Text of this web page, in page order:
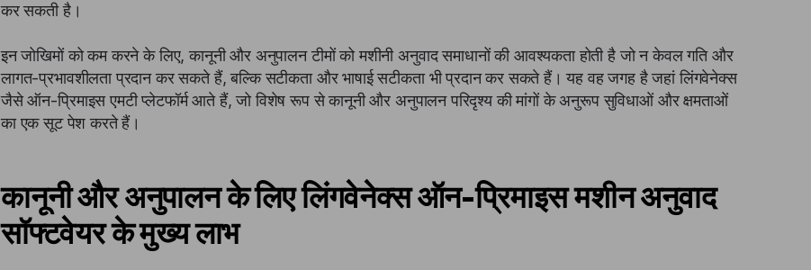
कर सकती है।
इन जोखिमों को कम करने के लिए, कानूनी और अनुपालन टीमों को मशीनी अनुवाद समाधानों की आवश्यकता होती है जो न केवल गति और
लागत-प्रभावशीलता प्रदान कर सकते हैं, बल्कि सटीकता और भाषाई सटीकता भी प्रदान कर सकते हैं। यह वह जगह है जहां लिंगवेनेक्स
जैसे ऑन-प्रिमाइस एमटी प्लेटफॉर्म आते हैं, जो विशेष रूप से कानूनी और अनुपालन परिदृश्य की मांगों के अनुरूप सुविधाओं और क्षमताओं
का एक सूट पेश करते हैं।
कानूनी और अनुपालन के लिए लिंगवेनेक्स ऑन-प्रिमाइस मशीन अनुवाद
सॉफ्टवेयर के मुख्य लाभ